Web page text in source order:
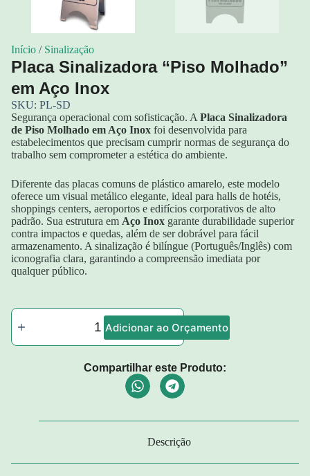
Início / Sinalização
Placa Sinalizadora “Piso Molhado”
em Aço Inox
SKU: PL-SD
Segurança operacional com sofisticação. A Placa Sinalizadora
de Piso Molhado em Aço Inox foi desenvolvida para
estabelecimentos que precisam cumprir normas de segurança do
trabalho sem comprometer a estética do ambiente.
Diferente das placas comuns de plástico amarelo, este modelo
oferece um visual metálico elegante, ideal para halls de hotéis,
shoppings centers, aeroportos e edifícios corporativos de alto
padrão. Sua estrutura em Aço Inox garante durabilidade superior
contra impactos e quedas, além de ser dobrável para fácil
armazenamento. A sinalização é bilíngue (Português/Inglês) com
iconografia clara, garantindo a compreensão imediata por
qualquer público.
Adicionar ao Orçamento
Compartilhar este Produto:
Descrição